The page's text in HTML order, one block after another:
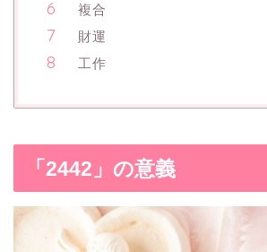
複合
財運
工作
「2442」の意義